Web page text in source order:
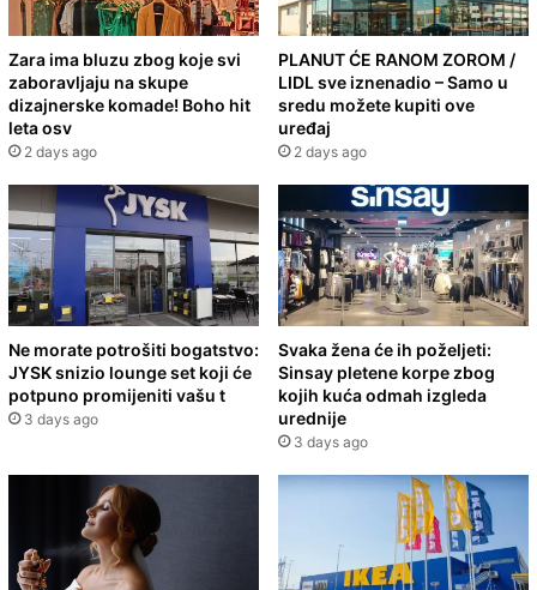
Zara ima bluzu zbog koje svi
zaboravljaju na skupe
dizajnerske komade! Boho hit
leta osv
2 days ago
PLANUT ĆE RANOM ZOROM /
LIDL sve iznenadio – Samo u
sredu možete kupiti ove
uređaj
2 days ago
Ne morate potrošiti bogatstvo:
JYSK snizio lounge set koji će
potpuno promijeniti vašu t
3 days ago
Svaka žena će ih poželjeti:
Sinsay pletene korpe zbog
kojih kuća odmah izgleda
urednije
3 days ago